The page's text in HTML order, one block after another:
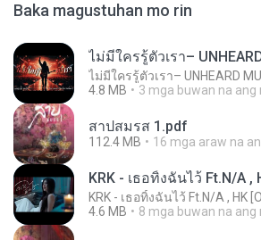
Baka magustuhan mo rin
4.8 MB
3 mga buwan na ang
สาปสมรส 1.pdf
112.4 MB 16 mga araw na
KRK - เธอทิ้งฉันไว้ Ft.N/A ,
KRK - เธอทิ้งฉันไว้ Ft.N/A , HK
4.6 MB
8 mga buwan na ang